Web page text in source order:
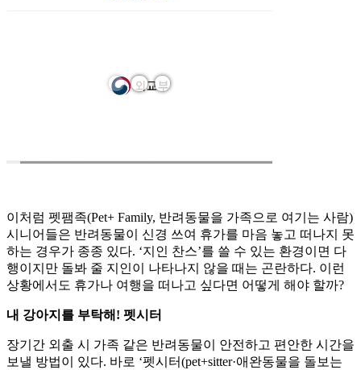
이처럼 펫팸족(Pet+ Family, 반려동물을 가족으로 여기는 사람)
시니어들은 반려동물이 신경 쓰여 휴가를 마음 놓고 떠나지 못
하는 경우가 종종 있다. ‘지인 찬스’를 쓸 수 있는 환경이면 다
행이지만 돌봐 줄 지인이 나타나지 않을 때는 곤란하다. 이런
상황에서도 휴가나 여행을 떠나고 싶다면 어떻게 해야 할까?
내 강아지를 부탁해! 펫시터
장기간 외출 시 가족 같은 반려동물이 안전하고 편안한 시간을
보낼 방법이 있다. 바로 ‘펫시터(pet+sitter·애완동물을 돌보는